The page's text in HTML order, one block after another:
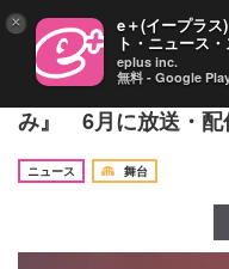
三谷幸喜作・演出、
み』 6月に放送・配
ニュース
舞台
× e＋(イープラス
ト・ニュース
eplus inc.
無料 - Google